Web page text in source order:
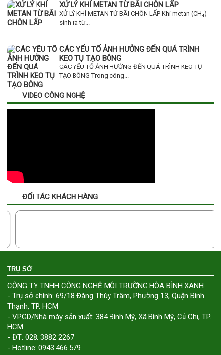
XỬ LÝ KHÍ METAN TỪ BÃI CHÔN LẤP
XỬ LÝ KHÍ METAN TỪ BÃI CHÔN LẤP Khí metan (CH₄)
sinh ra từ...
CÁC YẾU TỐ ẢNH HƯỞNG ĐẾN QUÁ TRÌNH
KEO TỤ TẠO BÔNG
CÁC YẾU TỐ ẢNH HƯỞNG ĐẾN QUÁ TRÌNH KEO TỤ
TẠO BÔNG Trong công...
VIDEO CÔNG NGHỆ
ĐỐI TÁC KHÁCH HÀNG
TRỤ SỞ
CÔNG TY TNHH CÔNG NGHỆ MÔI TRƯỜNG HÒA BÌNH XANH
- Trụ sở chính: 69/18 Đặng Thùy Trâm, Phường 13, Quận Bình
Thạnh, TP. HCM
- VPGD/Nhà máy sản xuất: 384 Bình Mỹ, Xã Bình Mỹ, Củ Chi, TP.
HCM
- ĐT: 028. 3882 2267
- Hotline: 0943.466.579